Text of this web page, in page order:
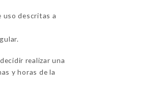
uso descritas a
realizar una
y horas de la